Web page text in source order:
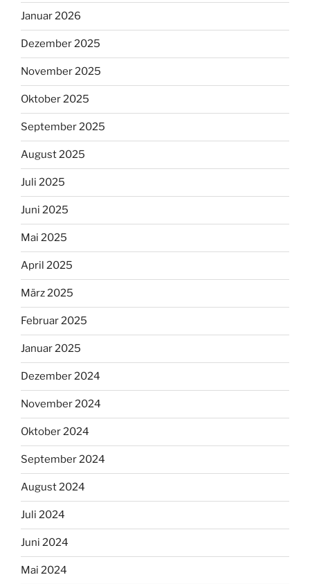
Januar 2026
Dezember 2025
November 2025
Oktober 2025
September 2025
August 2025
Juli 2025
Juni 2025
Mai 2025
April 2025
März 2025
Februar 2025
Januar 2025
Dezember 2024
November 2024
Oktober 2024
September 2024
August 2024
Juli 2024
Juni 2024
Mai 2024